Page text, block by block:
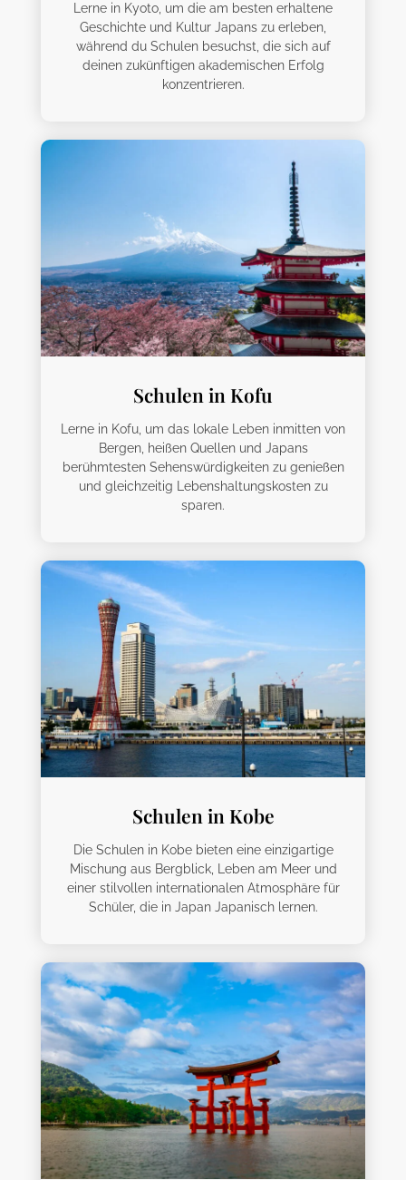
Lerne in Kyoto, um die am besten erhaltene
Geschichte und Kultur Japans zu erleben,
während du Schulen besuchst, die sich auf
deinen zukünftigen akademischen Erfolg
konzentrieren.
Schulen in Kofu
Lerne in Kofu, um das lokale Leben inmitten von
Bergen, heißen Quellen und Japans
berühmtesten Sehenswürdigkeiten zu genießen
und gleichzeitig Lebenshaltungskosten zu
sparen.
Schulen in Kobe
Die Schulen in Kobe bieten eine einzigartige
Mischung aus Bergblick, Leben am Meer und
einer stilvollen internationalen Atmosphäre für
Schüler, die in Japan Japanisch lernen.